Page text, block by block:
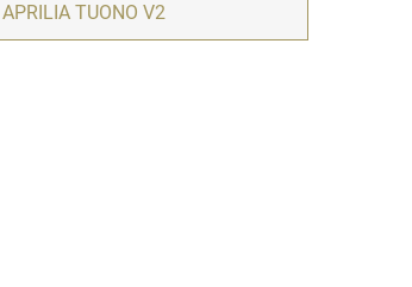
APRILIA TUONO V2